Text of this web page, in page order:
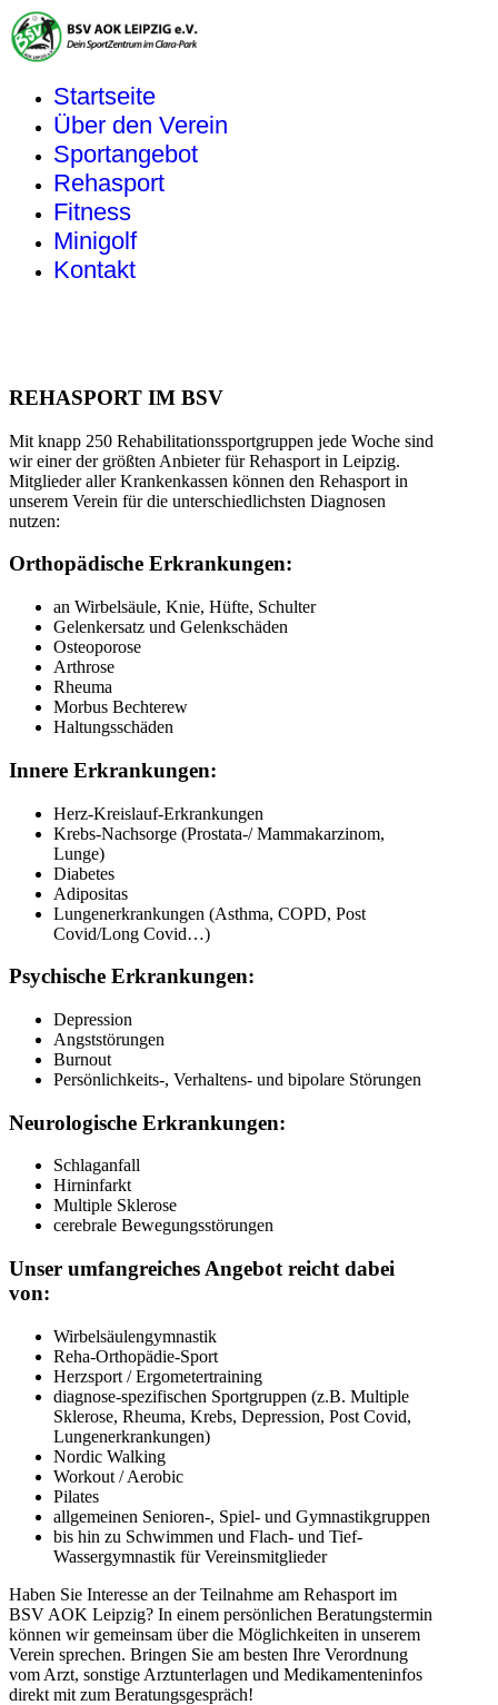
Startseite
Über den Verein
Sportangebot
Rehasport
Fitness
Minigolf
Kontakt
REHASPORT IM BSV
Mit knapp 250 Rehabilitationssportgruppen jede Woche sind
wir einer der größten Anbieter für Rehasport in Leipzig.
Mitglieder aller Krankenkassen können den Rehasport in
unserem Verein für die unterschiedlichsten Diagnosen
nutzen:
Orthopädische Erkrankungen:
an Wirbelsäule, Knie, Hüfte, Schulter
Gelenkersatz und Gelenkschäden
Osteoporose
Arthrose
Rheuma
Morbus Bechterew
Haltungsschäden
Innere Erkrankungen:
Herz-Kreislauf-Erkrankungen
Krebs-Nachsorge (Prostata-/ Mammakarzinom,
Lunge)
Diabetes
Adipositas
Lungenerkrankungen (Asthma, COPD, Post
Covid/Long Covid…)
Psychische Erkrankungen:
Depression
Angststörungen
Burnout
Persönlichkeits-, Verhaltens- und bipolare Störungen
Neurologische Erkrankungen:
Schlaganfall
Hirninfarkt
Multiple Sklerose
cerebrale Bewegungsstörungen
Unser umfangreiches Angebot reicht dabei
von:
Wirbelsäulengymnastik
Reha-Orthopädie-Sport
Herzsport / Ergometertraining
diagnose-spezifischen Sportgruppen (z.B. Multiple
Sklerose, Rheuma, Krebs, Depression, Post Covid,
Lungenerkrankungen)
Nordic Walking
Workout / Aerobic
Pilates
allgemeinen Senioren-, Spiel- und Gymnastikgruppen
bis hin zu Schwimmen und Flach- und Tief-
Wassergymnastik für Vereinsmitglieder
Haben Sie Interesse an der Teilnahme am Rehasport im
BSV AOK Leipzig? In einem persönlichen Beratungstermin
können wir gemeinsam über die Möglichkeiten in unserem
Verein sprechen. Bringen Sie am besten Ihre Verordnung
vom Arzt, sonstige Arztunterlagen und Medikamenteninfos
direkt mit zum Beratungsgespräch!